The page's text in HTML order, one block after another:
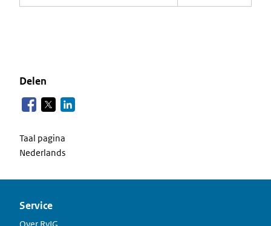
Delen
Taal pagina
Nederlands
Service